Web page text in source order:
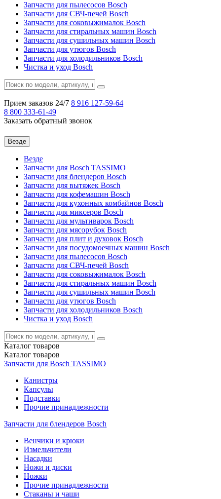
Запчасти для пылесосов Bosch
Запчасти для СВЧ-печей Bosch
Запчасти для соковыжималок Bosch
Запчасти для стиральных машин Bosch
Запчасти для сушильных машин Bosch
Запчасти для утюгов Bosch
Запчасти для холодильников Bosch
Чистка и уход Bosch
Прием заказов 24/7 8 916 127-59-64
8 800 333-61-49
Заказать обратный звонок
Везде
Везде
Запчасти для Bosch TASSIMO
Запчасти для блендеров Bosch
Запчасти для вытяжек Bosch
Запчасти для кофемашин Bosch
Запчасти для кухонных комбайнов Bosch
Запчасти для миксеров Bosch
Запчасти для мультиварок Bosch
Запчасти для мясорубок Bosch
Запчасти для плит и духовок Bosch
Запчасти для посудомоечных машин Bosch
Запчасти для пылесосов Bosch
Запчасти для СВЧ-печей Bosch
Запчасти для соковыжималок Bosch
Запчасти для стиральных машин Bosch
Запчасти для сушильных машин Bosch
Запчасти для утюгов Bosch
Запчасти для холодильников Bosch
Чистка и уход Bosch
Каталог товаров
Каталог товаров
Запчасти для Bosch TASSIMO
Канистры
Капсулы
Подставки
Прочие принадлежности
Запчасти для блендеров Bosch
Венчики и крюки
Измельчители
Насадки
Ножи и диски
Ножки
Прочие принадлежности
Стаканы и чаши